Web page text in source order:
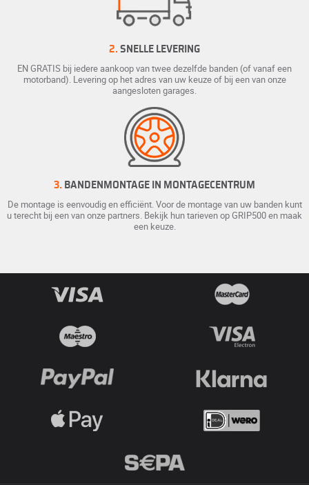
2. SNELLE LEVERING
EN GRATIS bij iedere aankoop van twee dezelfde banden (of vanaf een
motorband). Levering op het adres van uw keuze of bij een van onze
aangesloten garages.
3. BANDENMONTAGE IN MONTAGECENTRUM
De montage is eenvoudig en efficiënt. Voor de montage van uw banden kunt
u terecht bij een van onze partners. Bekijk hun tarieven op GRIP500 en maak
een keuze.